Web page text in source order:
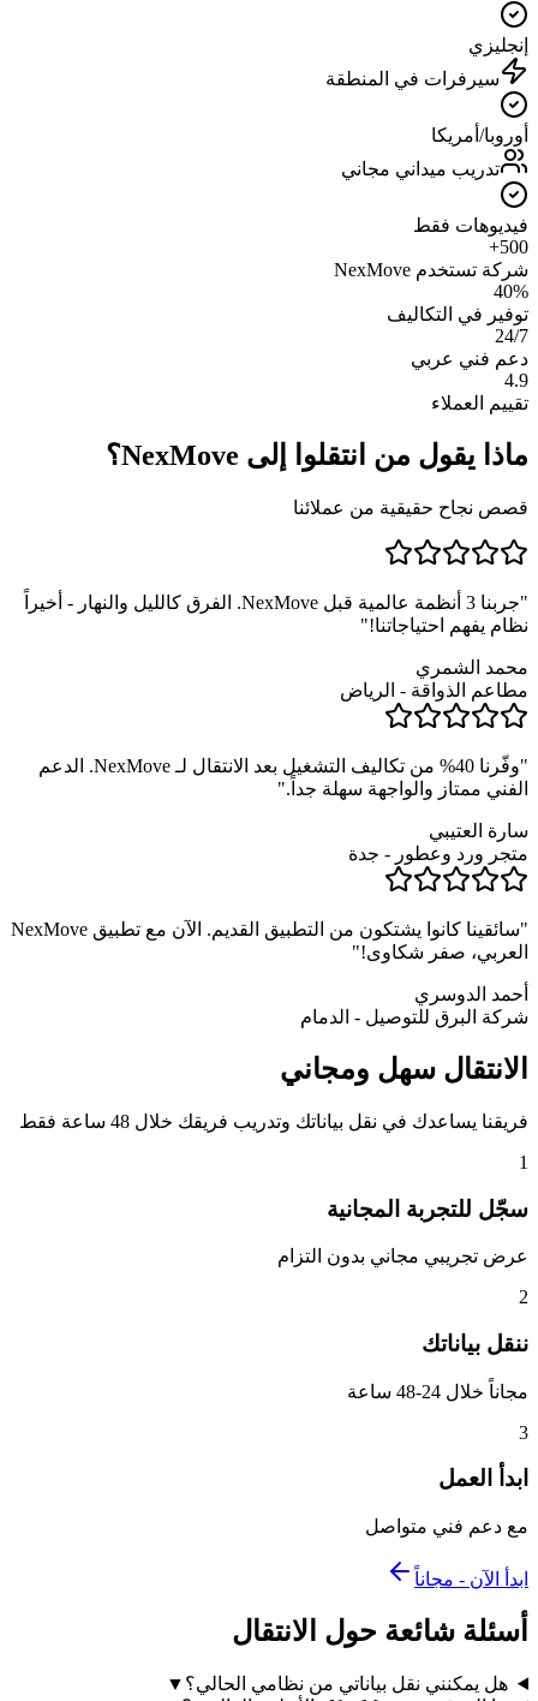
إنجليزي
سيرفرات في المنطقة
أوروبا/أمريكا
تدريب ميداني مجاني
فيديوهات فقط
500+
شركة تستخدم NexMove
40%
توفير في التكاليف
24/7
دعم فني عربي
4.9
تقييم العملاء
ماذا يقول من انتقلوا إلى NexMove؟
قصص نجاح حقيقية من عملائنا
"
جربنا 3 أنظمة عالمية قبل NexMove. الفرق كالليل والنهار - أخيراً
نظام يفهم احتياجاتنا!"
محمد الشمري
مطاعم الذواقة - الرياض
"
وفّرنا 40% من تكاليف التشغيل بعد الانتقال لـ NexMove. الدعم
الفني ممتاز والواجهة سهلة جداً."
سارة العتيبي
متجر ورد وعطور - جدة
"
سائقينا كانوا يشتكون من التطبيق القديم. الآن مع تطبيق NexMove
العربي، صفر شكاوى!"
أحمد الدوسري
شركة البرق للتوصيل - الدمام
الانتقال سهل ومجاني
فريقنا يساعدك في نقل بياناتك وتدريب فريقك خلال 48 ساعة فقط
1
سجّل للتجربة المجانية
عرض تجريبي مجاني بدون التزام
2
ننقل بياناتك
مجاناً خلال 24-48 ساعة
3
ابدأ العمل
مع دعم فني متواصل
ابدأ الآن - مجاناً
أسئلة شائعة حول الانتقال
هل يمكنني نقل بياناتي من نظامي الحالي؟ ▼